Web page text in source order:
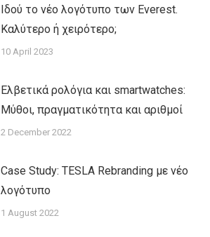
Ιδού το νέο λογότυπο των Everest.
Καλύτερο ή χειρότερο;
10 April 2023
Ελβετικά ρολόγια και smartwatches:
Mύθοι, πραγματικότητα και αριθμοί
2 December 2022
Case Study: TESLA Rebranding με νέο
λογότυπο
1 August 2022